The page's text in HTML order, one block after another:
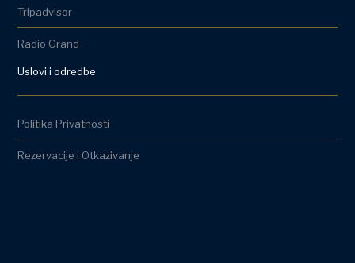
Tripadvisor
Radio Grand
Uslovi i odredbe
Politika Privatnosti
Rezervacije i Otkazivanje